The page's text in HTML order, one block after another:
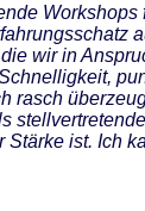
wir in
rasch
ist. Ich